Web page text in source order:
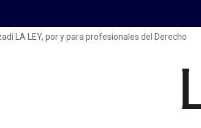
LA LEY, por y para profesionales del Derecho